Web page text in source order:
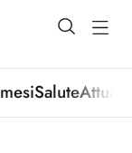
open
Salute